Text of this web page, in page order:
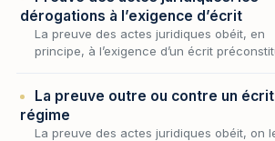
raisonnablement ê…
dérogations à l’exigence d’écrit
La preuve des actes juridiques obéit, en
principe, à l’exigence d’un écrit
d’absolu, car…
La preuve outre ou contre un
régime
La preuve des actes juridiques obéit, on